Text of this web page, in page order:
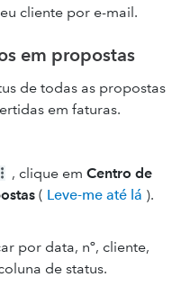
cliente por e-mail.
em propostas
de todas as propostas
em faturas.
, clique em Centro de
( Leve-me até lá ).
por data, nº, cliente,
de status.